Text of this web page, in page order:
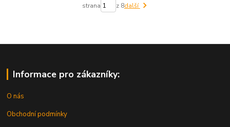
strana z 8další
Informace pro zákazníky:
O nás
Obchodní podmínky